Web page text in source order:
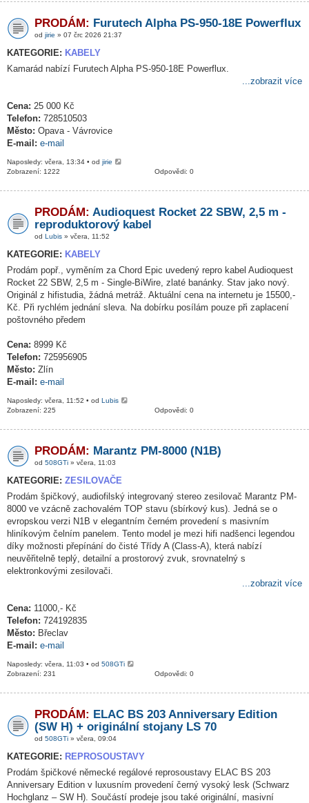
PRODÁM: Furutech Alpha PS-950-18E Powerflux
od jirie » 07 črc 2026 21:37
KATEGORIE: KABELY
Kamarád nabízí Furutech Alpha PS-950-18E Powerflux.
...zobrazit více
Cena: 25 000 Kč
Telefon: 728510503
Město: Opava - Vávrovice
E-mail: e-mail
Naposledy: včera, 13:34 • od jirie
Odpovědi: 0
Zobrazení: 1222
PRODÁM: Audioquest Rocket 22 SBW, 2,5 m -
reproduktorový kabel
od Lubis » včera, 11:52
KATEGORIE: KABELY
Prodám popř., vyměním za Chord Epic uvedený repro kabel Audioquest
Rocket 22 SBW, 2,5 m - Single-BiWire, zlaté banánky. Stav jako nový.
Originál z hifistudia, žádná metráž. Aktuální cena na internetu je 15500,-
Kč. Při rychlém jednání sleva. Na dobírku posílám pouze při zaplacení
poštovného předem
Cena: 8999 Kč
Telefon: 725956905
Město: Zlín
E-mail: e-mail
Naposledy: včera, 11:52 • od Lubis
Odpovědi: 0
Zobrazení: 225
PRODÁM: Marantz PM-8000 (N1B)
od 508GTi » včera, 11:03
KATEGORIE: ZESILOVAČE
Prodám špičkový, audiofilský integrovaný stereo zesilovač Marantz PM-
8000 ve vzácně zachovalém TOP stavu (sbírkový kus). Jedná se o
evropskou verzi N1B v elegantním černém provedení s masivním
hliníkovým čelním panelem. Tento model je mezi hifi nadšenci legendou
díky možnosti přepínání do čisté Třídy A (Class-A), která nabízí
neuvěřitelně teplý, detailní a prostorový zvuk, srovnatelný s
elektronkovými zesilovači.
...zobrazit více
Cena: 11000,- Kč
Telefon: 724192835
Město: Břeclav
E-mail: e-mail
Naposledy: včera, 11:03 • od 508GTi
Odpovědi: 0
Zobrazení: 231
PRODÁM: ELAC BS 203 Anniversary Edition
(SW H) + originální stojany LS 70
od 508GTi » včera, 09:04
KATEGORIE: REPROSOUSTAVY
Prodám špičkové německé regálové reprosoustavy ELAC BS 203
Anniversary Edition v luxusním provedení černý vysoký lesk (Schwarz
Hochglanz – SW H). Součástí prodeje jsou také originální, masivní